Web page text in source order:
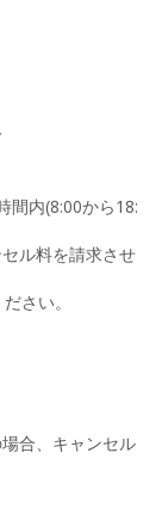
間内(8:00から18:
ル料を請求させ
さい。
合、キャンセル